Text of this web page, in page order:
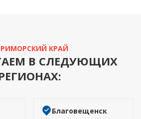
КРАЙ
В СЛЕДУЮЩИХ
Благовещенск